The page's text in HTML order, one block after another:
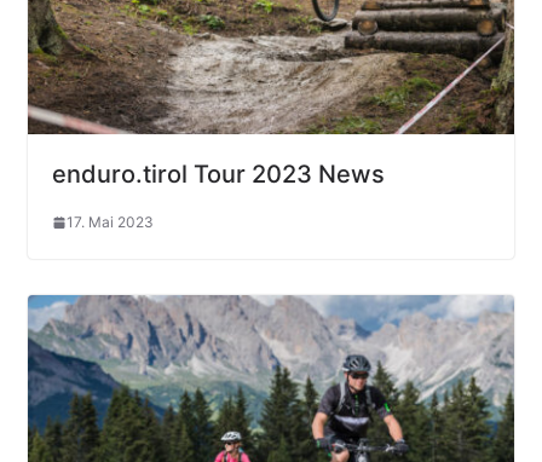
enduro.tirol Tour 2023 News
17. Mai 2023